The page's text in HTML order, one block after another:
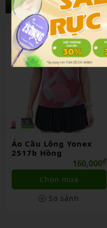
Sản Phẩm Liên Quan
Áo Cầu Lông Yonex
2517b Hồng
160,000₫
Chọn mua
So sánh